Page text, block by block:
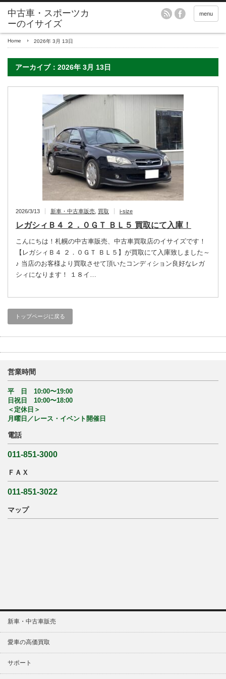
menu
Home 2026年 3月 13日
アーカイブ：2026年 3月 13日
2026/3/13 新車・中古車販売 買取 i-size
レガシィＢ４ ２．０ＧＴ ＢＬ５ 買取にて入庫！
こんにちは！札幌の中古車販売、中古車買取店のイサイズです！
【レガシィＢ４ ２．０ＧＴ ＢＬ５】が買取にて入庫致しました～
♪ 当店のお客様より買取させて頂いたコンディション良好なレガ
シィになります！ １８イ…
トップページに戻る
営業時間
平 日 10:00〜19:00
日祝日 10:00〜18:00
＜定休日＞
月曜日／レース・イベント開催日
電話
011-851-3000
ＦＡＸ
011-851-3022
マップ
新車・中古車販売
愛車の高価買取
サポート